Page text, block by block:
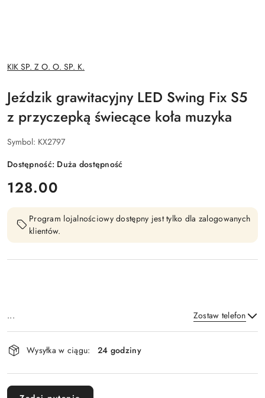
NAZWA
PRODUCENTA:
KIK SP. Z O. O. SP. K.
Jeździk grawitacyjny LED Swing Fix S5
z przyczepką świecące koła muzyka
Symbol: KX2797
Dostępność: Duża dostępność
cena:
128.00
Program lojalnościowy dostępny jest tylko dla zalogowanych
klientów.
... Zostaw telefon
Dostępność
i
dostawa
Wysyłka w ciągu: 24 godziny